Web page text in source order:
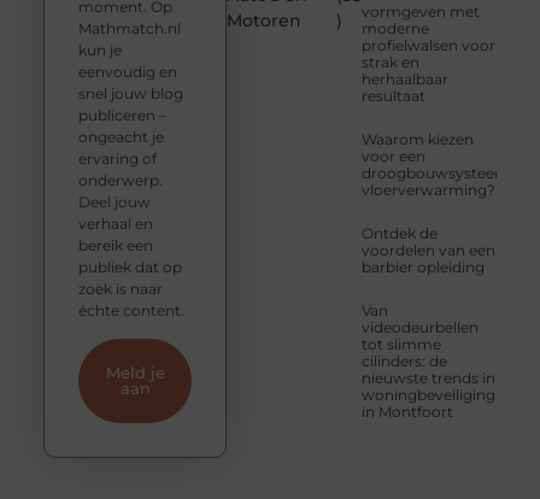
Motoren
)
vormgeven met
moderne
profielwalsen voor
strak en
herhaalbaar
resultaat
Waarom kiezen
voor een
droogbouwsysteem
vloerverwarming?
Ontdek de
voordelen van een
barbier opleiding
Van
videodeurbellen
tot slimme
cilinders: de
nieuwste trends in
woningbeveiliging
in Montfoort
moment. Op
Mathmatch.nl
kun je
eenvoudig en
snel jouw blog
publiceren –
ongeacht je
ervaring of
onderwerp.
Deel jouw
verhaal en
bereik een
publiek dat op
zoek is naar
échte content.
Meld je
aan